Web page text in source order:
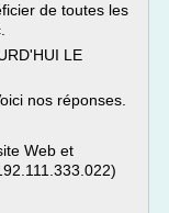
de toutes les
LE
nos réponses.
Web et